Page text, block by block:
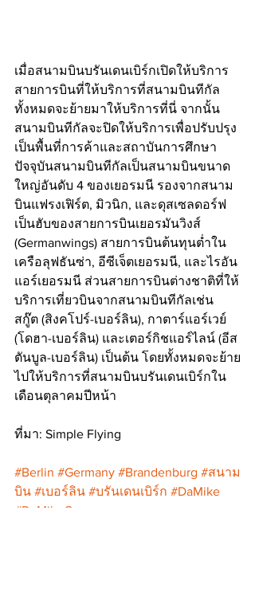
เมื่อสนามบินบรันเดนเบิร์กเปิดให้บริการ
สายการบินที่ให้บริการที่สนามบินทีกัล
ทั้งหมดจะย้ายมาให้บริการที่นี่ จากนั้น
สนามบินทีกัลจะปิดให้บริการเพื่อปรับปรุง
เป็นพื้นที่การค้าและสถาบันการศึกษา
ปัจจุบันสนามบินทีกัลเป็นสนามบินขนาด
ใหญ่อันดับ 4 ของเยอรมนี รองจากสนาม
บินแฟรงเฟิร์ต, มิวนิก, และดุสเซลดอร์ฟ
เป็นฮับของสายการบินเยอรมันวิงส์
(Germanwings) สายการบินต้นทุนต่ำใน
เครือลุฟธันซ่า, อีซีเจ็ตเยอรมนี, และไรอัน
แอร์เยอรมนี ส่วนสายการบินต่างชาติที่ให้
บริการเที่ยวบินจากสนามบินทีกัลเช่น
สกู๊ต (สิงคโปร์-เบอร์ลิน), กาตาร์แอร์เวย์
(โดฮา-เบอร์ลิน) และเตอร์กิชแอร์ไลน์ (อีส
ตันบูล-เบอร์ลิน) เป็นต้น โดยทั้งหมดจะย้าย
ไปให้บริการที่สนามบินบรันเดนเบิร์กใน
เดือนตุลาคมปีหน้า
ที่มา: Simple Flying
#Berlin #Germany #Brandenburg #สนาม
บิน #เบอร์ลิน #บรันเดนเบิร์ก #DaMike
#DaMikeCo